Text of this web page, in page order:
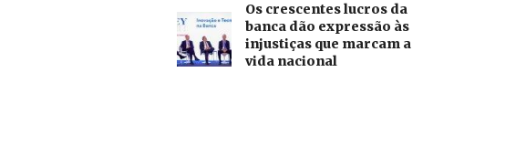
Os crescentes lucros da
banca dão expressão às
injustiças que marcam a
vida nacional